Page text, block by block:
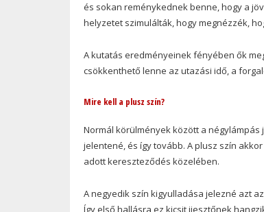
és sokan reménykednek benne, hogy a
helyzetet szimulálták, hogy megnézzék,
A kutatás eredményeinek fényében ők
csökkenthető lenne az utazási idő, a
Mire kell a plusz szín?
Normál körülmények között a négylámpás
jelentené, és így tovább. A plusz szín
adott kereszteződés közelében.
A negyedik szín kigyulladása jelezné azt
Így első hallásra ez kicsit ijesztőnek